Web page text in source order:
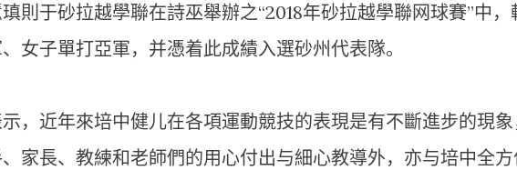
則于砂拉越學聯在詩巫舉辦之“2018年砂拉越學聯网球賽”中，
女子單打亞軍，并憑着此成績入選砂州代表隊。
， 近年來培中健儿在各項運動競技的表現是有不斷進步的現
家長、教練和老師們的用心付出与細心教導外， 亦与培中全